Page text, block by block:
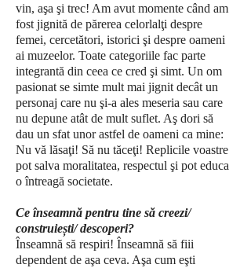
vin, aşa şi trec! Am avut momente când am
fost jignită de părerea celorlalţi despre
femei, cercetători, istorici şi despre oameni
ai muzeelor. Toate categoriile fac parte
integrantă din ceea ce cred şi simt. Un om
pasionat se simte mult mai jignit decât un
personaj care nu şi-a ales meseria sau care
nu depune atât de mult suflet. Aş dori să
dau un sfat unor astfel de oameni ca mine:
Nu vă lăsaţi! Să nu tăceţi! Replicile voastre
pot salva moralitatea, respectul şi pot educa
o întreagă societate.
Ce înseamnă pentru tine să creezi/
construiești/ descoperi?
Înseamnă să respiri! Înseamnă să fiii
dependent de aşa ceva. Aşa cum eşti